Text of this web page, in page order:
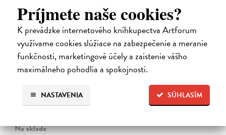
Príjmete naše cookies?
K prevádzke internetového kníhkupectva Artforum
využívame cookies slúžiace na zabezpečenie a meranie
funkčnosti, marketingové účely a zaistenie vášho
maximálneho pohodlia a spokojnosti.
SÚHLASÍM
NASTAVENIA
Memoár o chudobě
Tocqueville Alexis de| Kniha
První český překlad méně známého díla jedné z nejvýznamnějších
osobností evropské politické filosofie 19. století je doplněn obšírnými
komentáři Ivo Budila, Jana Kellera a Gertrudy Himmelfalberové.
Na sklade